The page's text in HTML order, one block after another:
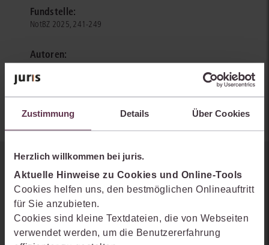
Zustimmung Details Über Cookies
Herzlich willkommen bei juris.
Aktuelle Hinweise zu Cookies und Online-Tools
Cookies helfen uns, den bestmöglichen Onlineauftritt
für Sie anzubieten.
Cookies sind kleine Textdateien, die von Webseiten
verwendet werden, um die Benutzererfahrung
Fundstelle:
NotBZ 2025, 241-249
Autoren:
Sophie Scholz
Sie kennen juris noch nicht?
Erhalten Sie einen Einblick, wie juris das Rechts- und
Praxiswissensmanagement der Zukunft gestaltet, welche
Möglichkeiten Ihnen das juris Portal bietet und wie mit juris Ihre
Arbeitsprozesse einfacher und effizienter werden.